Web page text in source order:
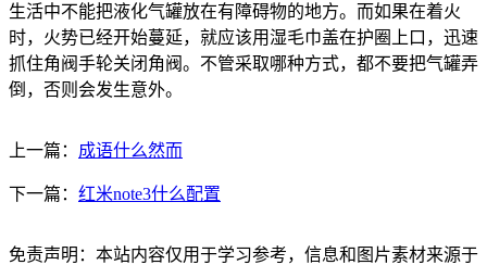
生活中不能把液化气罐放在有障碍物的地方。而如果在着火
时，火势已经开始蔓延，就应该用湿毛巾盖在护圈上口，迅速
抓住角阀手轮关闭角阀。不管采取哪种方式，都不要把气罐弄
倒，否则会发生意外。
上一篇： 成语什么然而
下一篇： 红米note3什么配置
免责声明：本站内容仅用于学习参考，信息和图片素材来源于